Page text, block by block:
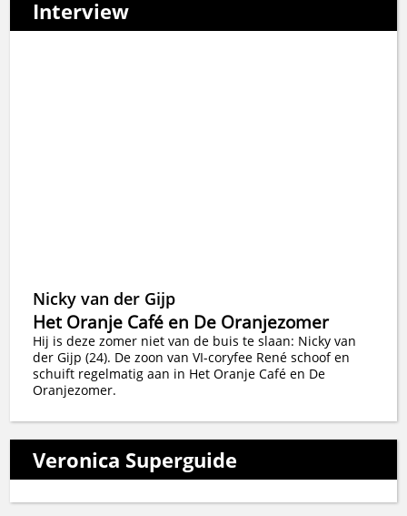
Interview
Nicky van der Gijp
Het Oranje Café en De Oranjezomer
Hij is deze zomer niet van de buis te slaan: Nicky van
der Gijp (24). De zoon van VI-coryfee René schoof en
schuift regelmatig aan in Het Oranje Café en De
Oranjezomer.
Veronica Superguide